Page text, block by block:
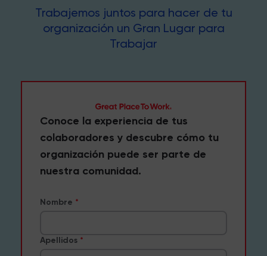
Trabajemos juntos para hacer de tu
organización un Gran Lugar para
Trabajar
Conoce la experiencia de tus
colaboradores y descubre cómo tu
organización puede ser parte de
nuestra comunidad.
Nombre
Apellidos